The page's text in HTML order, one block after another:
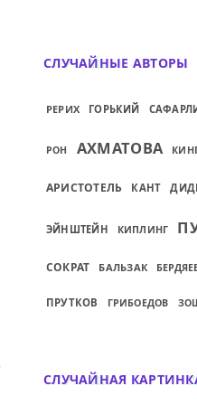
ЗАКОН
СЛУЧАЙНЫЕ АВТОРЫ
РЕРИХ ГОРЬКИЙ
РОН АХМАТОВА
АРИСТОТЕЛЬ КАНТ
ЭЙНШТЕЙН КИПЛИНГ
СОКРАТ БАЛЬЗАК
ПРУТКОВ ГРИБОЕДОВ
СЛУЧАЙНАЯ